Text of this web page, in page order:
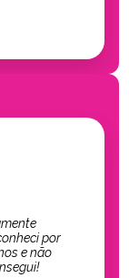
por
e não